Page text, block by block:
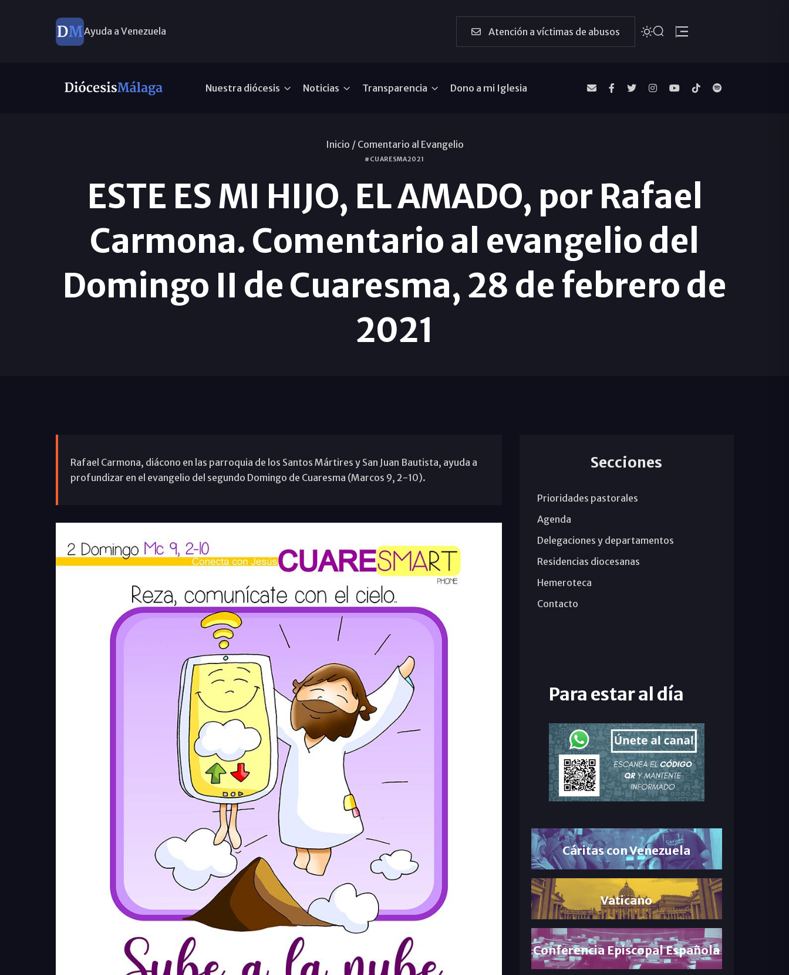
Ayuda a Venezuela Atención a víctimas de abusos
Nuestra diócesis Noticias Transparencia Dono a mi Iglesia
Inicio / Comentario al Evangelio
#CUARESMA2021
ESTE ES MI HIJO, EL AMADO, por Rafael
Carmona. Comentario al evangelio del
Domingo II de Cuaresma, 28 de febrero de
2021
Rafael Carmona, diácono en las parroquia de los Santos Mártires y San Juan Bautista, ayuda a
profundizar en el evangelio del segundo Domingo de Cuaresma (Marcos 9, 2-10).
Secciones
Prioridades pastorales
Agenda
Delegaciones y departamentos
Residencias diocesanas
Hemeroteca
Contacto
Para estar al día
Cáritas con Venezuela
Vaticano
Conferencia Episcopal Española